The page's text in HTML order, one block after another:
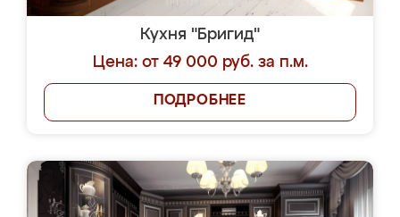
Кухня "Бригид"
Цена: от 49 000 руб. за п.м.
ПОДРОБНЕЕ